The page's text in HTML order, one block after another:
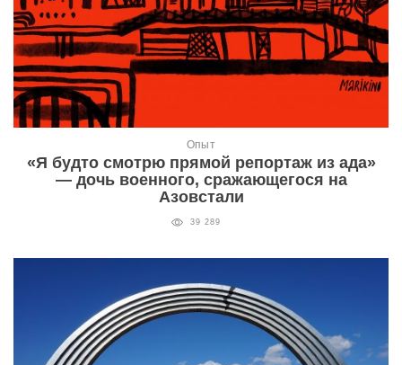
Опыт
«Я будто смотрю прямой репортаж из ада»
— дочь военного, сражающегося на
Азовстали
39 289